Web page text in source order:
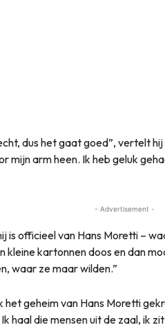
dus het gaat goed”, vertelt
mijn arm heen. Ik heb geluk
- Advertisement -
is officieel van Hans Moretti –
kleine kartonnen doos en dan
waar ze maar wilden.”
het geheim van Hans Moretti
haal die mensen uit de zaal, ik